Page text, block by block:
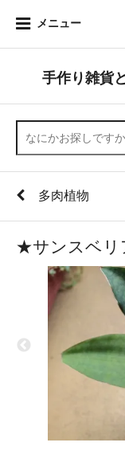
メニュー
手作り雑貨
多肉植物
★サンスベリ